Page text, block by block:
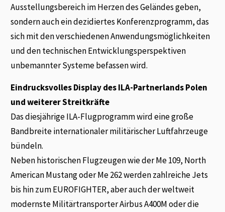
Ausstellungsbereich im Herzen des Geländes geben,
sondern auch ein dezidiertes Konferenzprogramm, das
sich mit den verschiedenen Anwendungsmöglichkeiten
und den technischen Entwicklungsperspektiven
unbemannter Systeme befassen wird.
Eindrucksvolles Display des ILA-Partnerlands Polen
und weiterer Streitkräfte
Das diesjährige ILA-Flugprogramm wird eine große
Bandbreite internationaler militärischer Luftfahrzeuge
bündeln.
Neben historischen Flugzeugen wie der Me 109, North
American Mustang oder Me 262 werden zahlreiche Jets
bis hin zum EUROFIGHTER, aber auch der weltweit
modernste Militärtransporter Airbus A400M oder die